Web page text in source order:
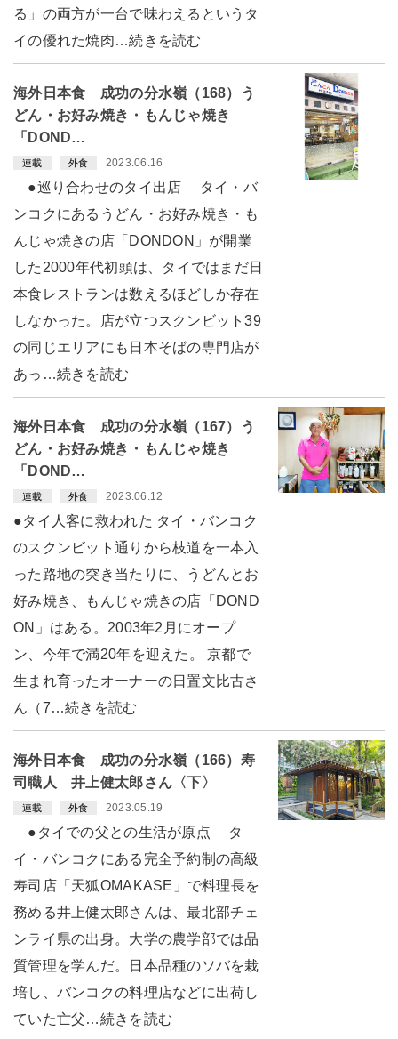
る」の両方が一台で味わえるというタ
イの優れた焼肉…続きを読む
海外日本食 成功の分水嶺（168）う
どん・お好み焼き・もんじゃ焼き
「DOND…
連載 外食 2023.06.16
●巡り合わせのタイ出店 タイ・バ
ンコクにあるうどん・お好み焼き・も
んじゃ焼きの店「DONDON」が開業
した2000年代初頭は、タイではまだ日
本食レストランは数えるほどしか存在
しなかった。店が立つスクンビット39
の同じエリアにも日本そばの専門店が
あっ…続きを読む
海外日本食 成功の分水嶺（167）う
どん・お好み焼き・もんじゃ焼き
「DOND…
連載 外食 2023.06.12
●タイ人客に救われた タイ・バンコク
のスクンビット通りから枝道を一本入
った路地の突き当たりに、うどんとお
好み焼き、もんじゃ焼きの店「DOND
ON」はある。2003年2月にオープ
ン、今年で満20年を迎えた。 京都で
生まれ育ったオーナーの日置文比古さ
ん（7…続きを読む
海外日本食 成功の分水嶺（166）寿
司職人 井上健太郎さん〈下〉
連載 外食 2023.05.19
●タイでの父との生活が原点 タ
イ・バンコクにある完全予約制の高級
寿司店「天狐OMAKASE」で料理長を
務める井上健太郎さんは、最北部チェ
ンライ県の出身。大学の農学部では品
質管理を学んだ。日本品種のソバを栽
培し、バンコクの料理店などに出荷し
ていた亡父…続きを読む